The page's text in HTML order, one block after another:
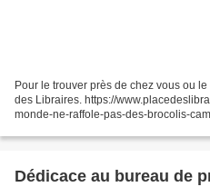
Pour le trouver près de chez vous ou
des Libraires. https://
monde-ne-raffole-pas-des-brocolis-
Dédicace au bureau de